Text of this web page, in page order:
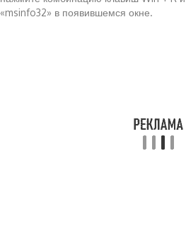
«msinfo32» в появившемся окне.